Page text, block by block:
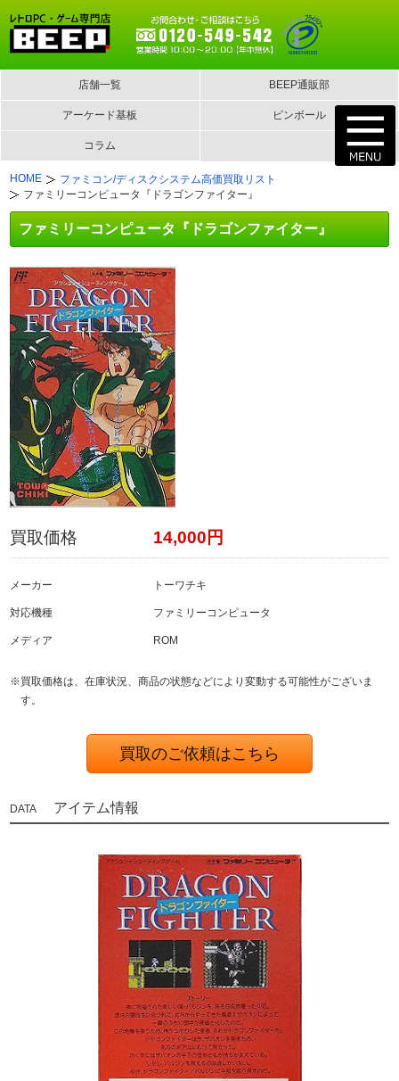
店舗一覧 BEEP通販部
アーケード基板 ピンボール
コラム
HOME
ファミコン/ディスクシステム高価買取リスト
ファミリーコンピュータ『ドラゴンファイター』
ファミリーコンピュータ『ドラゴンファイター』
買取価格 14,000円
メーカー トーワチキ
対応機種 ファミリーコンピュータ
メディア ROM
※買取価格は、在庫状況、商品の状態などにより変動する可能性がございま
す。
買取のご依頼はこちら
アイテム情報